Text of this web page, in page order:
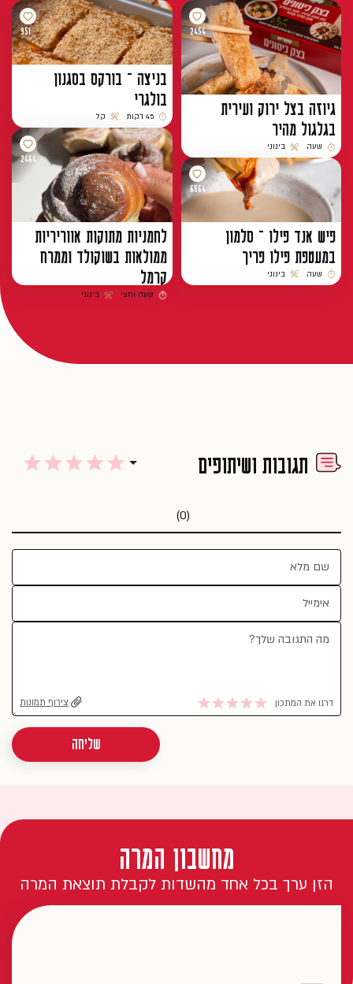
2454
גיוזה בצל ירוק ועירית
בגלגול מהיר
זמן הכנה
שעה
רמת קושי
בינוני
951
בניצה – בורקס בסגנון
בולגרי
זמן הכנה
45 דקות
רמת קושי
קל
6564
פיש אנד פילו – סלמון
במעטפת פילו פריך
זמן הכנה
שעה
רמת קושי
בינוני
2464
לחמניות מתוקות אווריריות
ממולאות בשוקולד וממרח
קרמל
זמן הכנה
שעה וחצי
רמת קושי
בינוני
תגובות ושיתופים
(0)
דרגו את המתכון צירוף תמונות
שליחה
מחשבון המרה
הזן ערך בכל אחד מהשדות לקבלת תוצאת המרה